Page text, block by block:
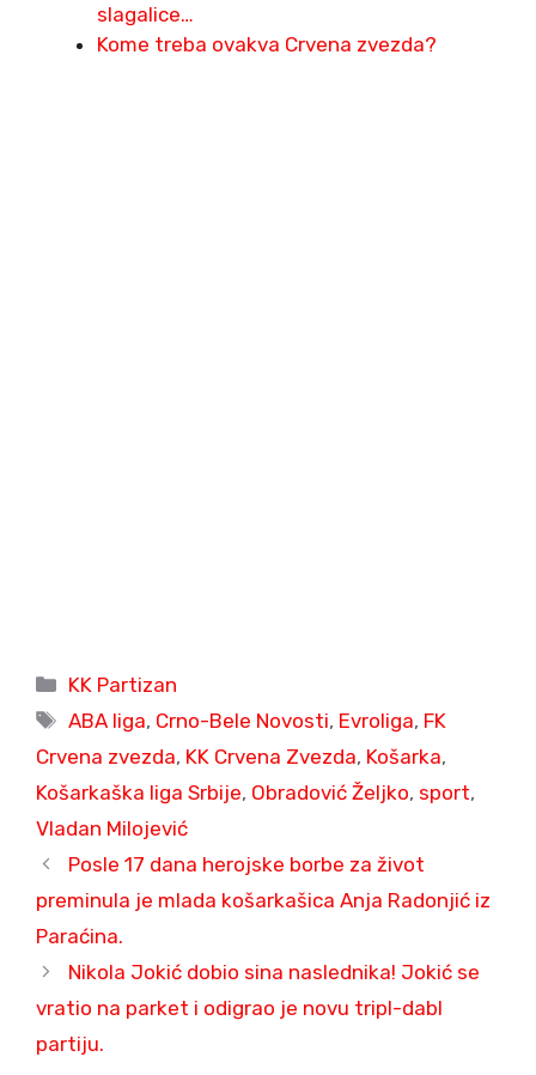
slagalice…
Kome treba ovakva Crvena zvezda?
Categories
KK Partizan
Tags
ABA liga, Crno-Bele Novosti, Evroliga, FK
Crvena zvezda, KK Crvena Zvezda, Košarka,
Košarkaška liga Srbije, Obradović Željko, sport,
Vladan Milojević
Posle 17 dana herojske borbe za život
preminula je mlada košarkašica Anja Radonjić iz
Paraćina.
Nikola Jokić dobio sina naslednika! Jokić se
vratio na parket i odigrao je novu tripl-dabl
partiju.